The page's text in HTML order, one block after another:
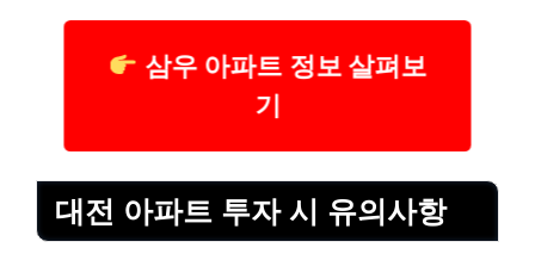
삼우 아파트 정보 살펴보
기
대전 아파트 투자 시 유의사항